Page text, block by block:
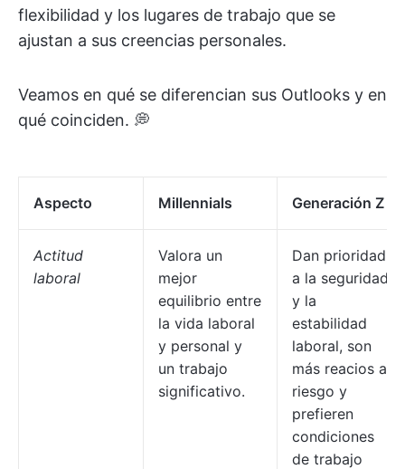
flexibilidad y los lugares de trabajo que se
ajustan a sus creencias personales.
Veamos en qué se diferencian sus Outlooks y en
qué coinciden. 💭
Aspecto Millennials Generación Z
Actitud
laboral
Valora un
mejor
equilibrio entre
la vida laboral
y personal y
un trabajo
significativo.
Dan prioridad
a la seguridad
y la
estabilidad
laboral, son
más reacios al
riesgo y
prefieren
condiciones
de trabajo